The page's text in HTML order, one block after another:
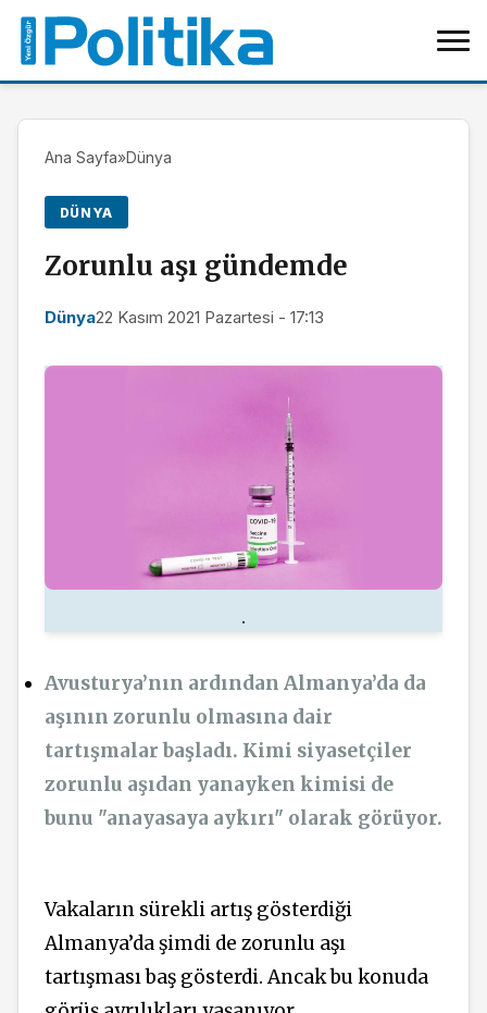
Ana Sayfa»Dünya
DÜNYA
Zorunlu aşı gündemde
Dünya22 Kasım 2021 Pazartesi - 17:13
.
Avusturya’nın ardından Almanya’da da
aşının zorunlu olmasına dair
tartışmalar başladı. Kimi siyasetçiler
zorunlu aşıdan yanayken kimisi de
bunu "anayasaya aykırı" olarak görüyor.
Vakaların sürekli artış gösterdiği
Almanya’da şimdi de zorunlu aşı
tartışması baş gösterdi. Ancak bu konuda